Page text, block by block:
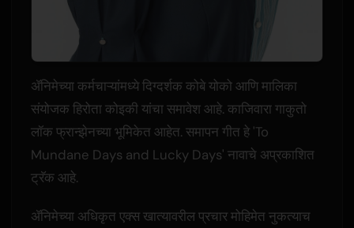
ॲनिमेच्या कर्मचाऱ्यांमध्ये दिग्दर्शक कोबे योको आणि मालिका
संयोजक हिरोता कोइकी यांचा समावेश आहे. काजिवारा गाकुतो
लॉक फ्रान्झेनच्या भूमिकेत आहेत. समापन गीत हे 'To
Mundane Days and Lucky Days' नावाचे अप्रकाशित
ट्रॅक आहे.
ॲनिमेच्या अधिकृत एक्स खात्यावरील प्रचार मोहिमेत नुकत्याच